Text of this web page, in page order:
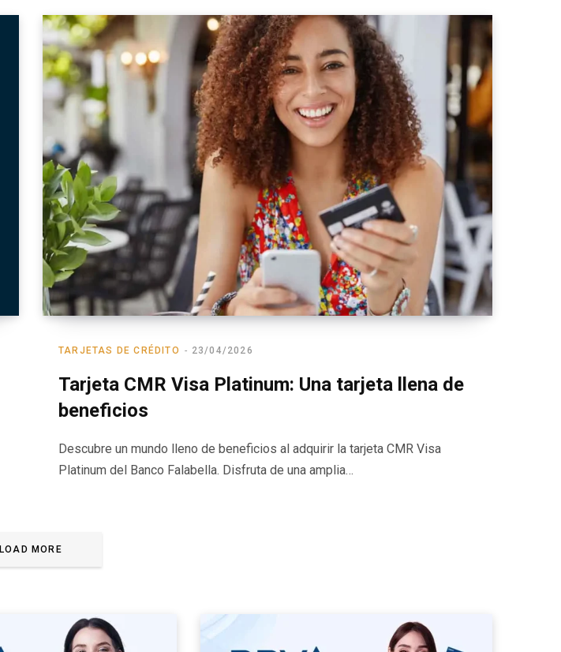
TARJETAS DE CRÉDITO 23/04/2026
Tarjeta CMR Visa Platinum: Una tarjeta llena de
beneficios
Descubre un mundo lleno de beneficios al adquirir la tarjeta CMR Visa
Platinum del Banco Falabella. Disfruta de una amplia…
LOAD MORE